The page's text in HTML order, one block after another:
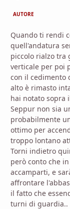
AUTORE
Quando ti rendi
quell'andatura
piccolo rialzo tra
verticale per poi
con il cedimento
alto è rimasto
hai notato sopra
Seppur non sia
probabilmente
ottimo per
troppo lontano
Torni indietro
però conto che
accamparti, e
affrontare
il fatto che
turni di guardia..